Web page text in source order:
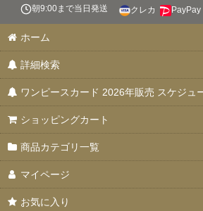
スタートデッキ 【ST-31〜36】
ブースターパック 決戦の刻【OP-16】
特価品
デッキ販売
プロモカード
朝9:00まで当日発送 クレカ PayPay
ホーム
詳細検索
ワンピースカード 2026年販売 スケジュ
ショッピングカート
商品カテゴリ一覧
マイページ
お気に入り